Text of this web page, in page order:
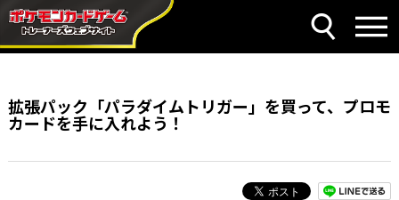
拡張パック「パラダイムトリガー」を買って、プロモ
カードを手に入れよう！